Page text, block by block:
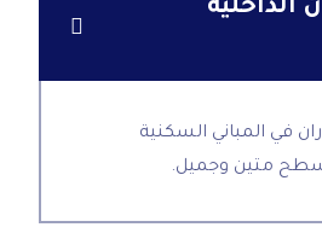
الداخلية
في المباني السكنية
سطح متين وجميل.